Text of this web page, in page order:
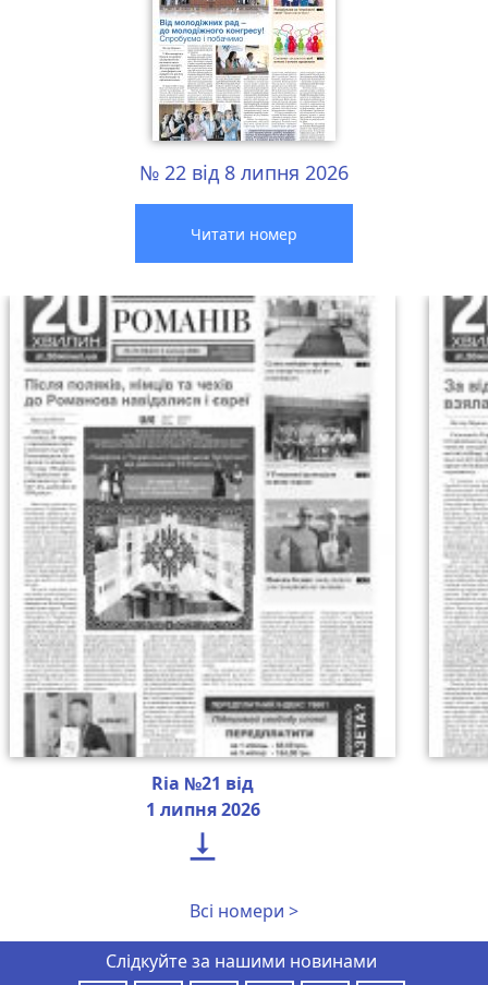
№ 22 від 8 липня 2026
Читати номер
Ria №21 від
1 липня 2026

Всі номери >
Слідкуйте за нашими новинами